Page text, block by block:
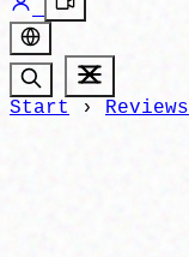
Start › Reviews